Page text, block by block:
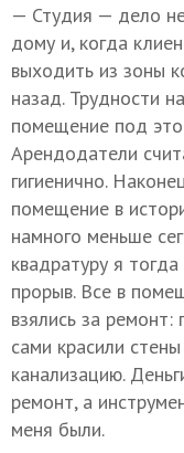
— Студия — дело
дому и, когда
выходить из зоны
назад. Трудности
помещение под
Арендодатели
гигиенично.
помещение в
намного меньше
квадратуру я
прорыв. Все в
взялись за
сами красили
канализацию.
ремонт, а
меня были.